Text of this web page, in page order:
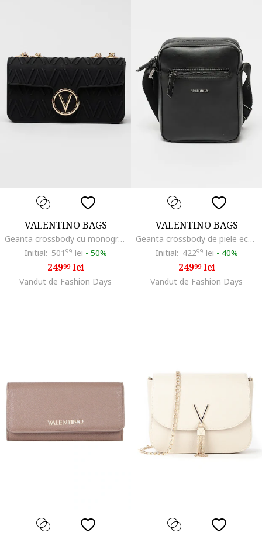
VALENTINO BAGS
Geanta crossbody cu monograma in relief si bareta de lant, Negru
Initial: 501 99 lei - 50%
24999lei
Vandut de Fashion Days
VALENTINO BAGS
Geanta crossbody de piele ecologica cu buzunar exterior cu fermoar Horizon, Negru
Initial: 42299 lei - 40%
24999lei
Vandut de Fashion Days